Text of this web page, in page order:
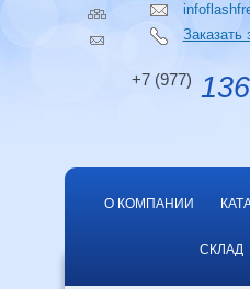
Заказать
+7 (977)
О КОМПАНИИ
СКЛАД